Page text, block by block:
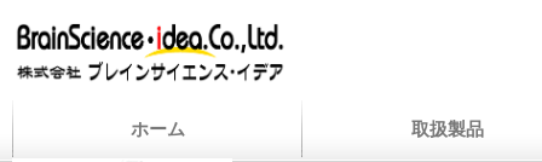
ホーム 取扱製品